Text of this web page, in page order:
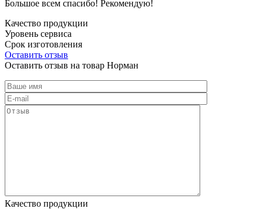
Большое всем спасибо! Рекомендую!
Качество продукции
Уровень сервиса
Срок изготовления
Оставить отзыв
Оставить отзыв на товар Норман
Качество продукции